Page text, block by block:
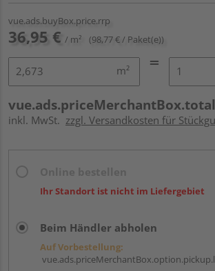
vue.ads.buyBox.price.rrp
36,95 € / m² (98,77 € / Paket(e))
m²
vue.ads.priceMerchantBox.total
inkl. MwSt. zzgl. Versandkosten für
Ihr Standort ist nicht im Liefergebiet
Beim Händler abholen
Auf Vorbestellung: